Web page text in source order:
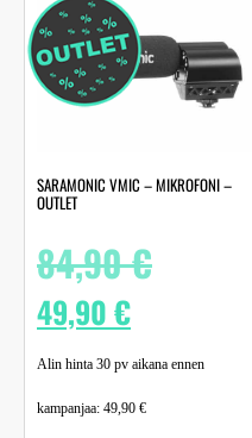
SARAMONIC VMIC – MIKROFONI –
OUTLET
84,90€
49,90€
Alin hinta 30 pv aikana ennen
kampanjaa: 49,90 €